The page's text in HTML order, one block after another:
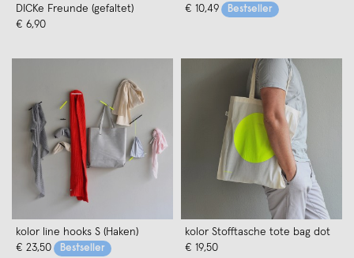
DICKe Freunde (gefaltet)
€ 6,90
€ 10,49
Bestseller
kolor line hooks S (Haken)
€ 23,50
Bestseller
kolor Stofftasche tote bag dot
€ 19,50